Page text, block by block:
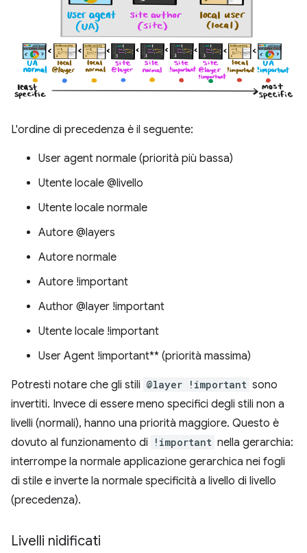
L'ordine di precedenza è il seguente:
User agent normale (priorità più bassa)
Utente locale @livello
Utente locale normale
Autore @layers
Autore normale
Autore !important
Author @layer !important
Utente locale !important
User Agent !important** (priorità massima)
Potresti notare che gli stili @layer !important sono
invertiti. Invece di essere meno specifici degli stili non a
livelli (normali), hanno una priorità maggiore. Questo è
dovuto al funzionamento di
!important nella gerarchia:
interrompe la normale applicazione gerarchica nei fogli
di stile e inverte la normale specificità a livello di livello
(precedenza).
Livelli nidificati